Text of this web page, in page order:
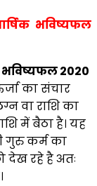
भविष्यफल 2020
का संचार
वा राशि का
में बैठा है। यह
गुरु कर्म का
देख रहे है अतः